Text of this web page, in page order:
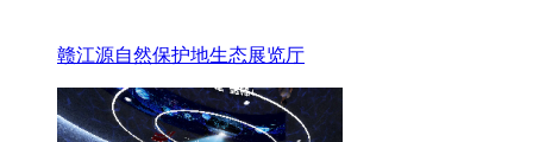
赣江源自然保护地生态展览厅